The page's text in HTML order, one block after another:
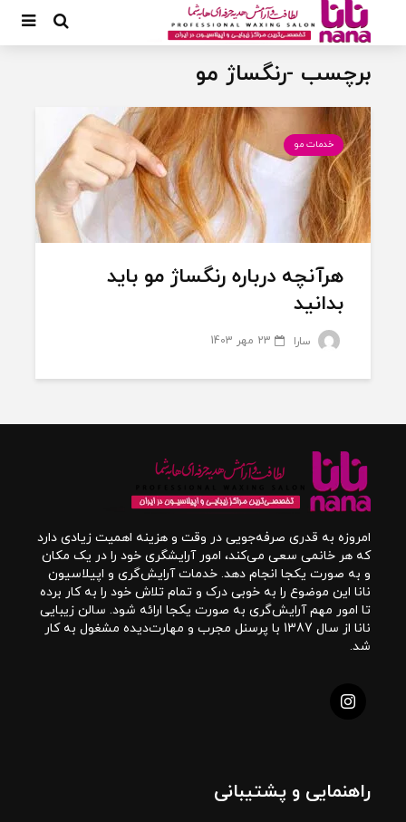
برچسب -رنگساژ مو
خدمات مو
هرآنچه درباره رنگساژ مو باید
بدانید
سارا 23 مهر 1403
امروزه به قدری صرفه‌جویی در وقت و هزینه اهمیت زیادی دارد
که هر خانمی سعی می‌کند، امور آرایشگری خود را در یک مکان
و به صورت یکجا انجام دهد. خدمات آرایش‌گری و اپیلاسیون
نانا این موضوع را به خوبی درک و تمام تلاش خود را به کار برده
تا امور مهم آرایش‌گری به صورت یکجا ارائه شود. سالن زیبایی
نانا از سال 1387 با پرسنل مجرب و مهارت‌دیده مشغول به کار
شد.
راهنمایی و پشتیبانی